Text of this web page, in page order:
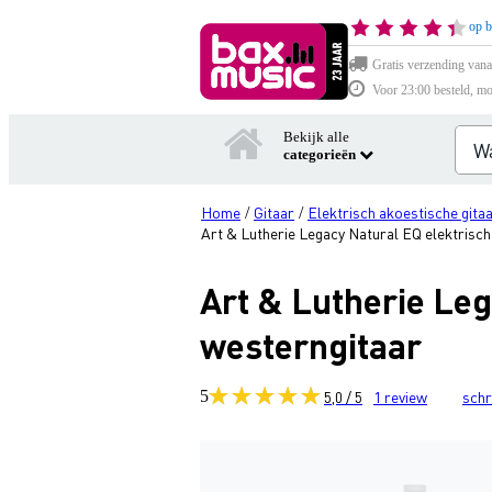
op
Gratis verzending
Voor 23:00 besteld,
Bekijk alle
categorieën
Home / Gitaar / Elektrisch akoestische
Art & Lutherie Legacy Natural EQ
Art & Lutherie
westerngitaar
5 5,0 / 5 1 review